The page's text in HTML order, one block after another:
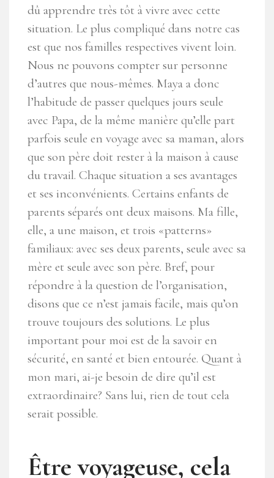
dû apprendre très tôt à vivre avec cette
situation. Le plus compliqué dans notre cas
est que nos familles respectives vivent loin.
Nous ne pouvons compter sur personne
d’autres que nous-mêmes. Maya a donc
l’habitude de passer quelques jours seule
avec Papa, de la même manière qu’elle part
parfois seule en voyage avec sa maman, alors
que son père doit rester à la maison à cause
du travail. Chaque situation a ses avantages
et ses inconvénients. Certains enfants de
parents séparés ont deux maisons. Ma fille,
elle, a une maison, et trois «patterns»
familiaux: avec ses deux parents, seule avec sa
mère et seule avec son père. Bref, pour
répondre à la question de l’organisation,
disons que ce n’est jamais facile, mais qu’on
trouve toujours des solutions. Le plus
important pour moi est de la savoir en
sécurité, en santé et bien entourée. Quant à
mon mari, ai-je besoin de dire qu’il est
extraordinaire? Sans lui, rien de tout cela
serait possible.
Être voyageuse, cela